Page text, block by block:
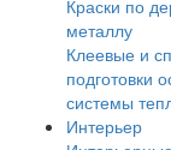
Краски по
металлу
Клеевые и
подготовки
системы
Интерьер